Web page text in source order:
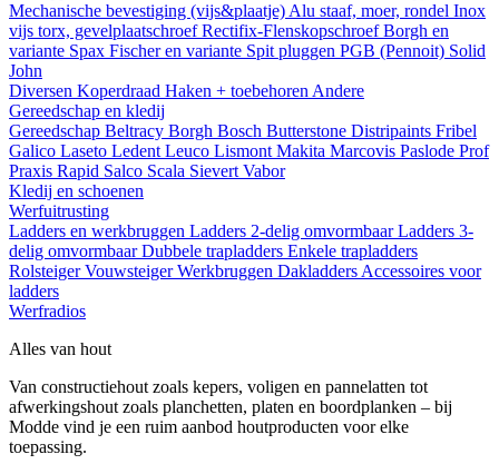
Mechanische bevestiging (vijs&plaatje) Alu staaf, moer, rondel Inox
vijs torx, gevelplaatschroefRectifix-FlenskopschroefBorgh en
variante Spax Fischer en variante Spit pluggen PGB (Pennoit) Solid
John
Diversen Koperdraad Haken + toebehoren Andere
Gereedschap en kledij
Gereedschap Beltracy Borgh Bosch Butterstone Distripaints Fribel
Galico Laseto Ledent Leuco Lismont Makita Marcovis Paslode Prof
Praxis Rapid Salco Scala Sievert Vabor
Kledij en schoenen
Werfuitrusting
Ladders en werkbruggen Ladders 2-delig omvormbaarLadders 3-
delig omvormbaarDubbele trapladders Enkele trapladders
RolsteigerVouwsteigerWerkbruggen Dakladders Accessoires voor
ladders
Werfradios
Alles van hout
Van constructiehout zoals kepers, voligen en pannelatten tot
afwerkingshout zoals planchetten, platen en boordplanken – bij
Modde vind je een ruim aanbod houtproducten voor elke
toepassing.